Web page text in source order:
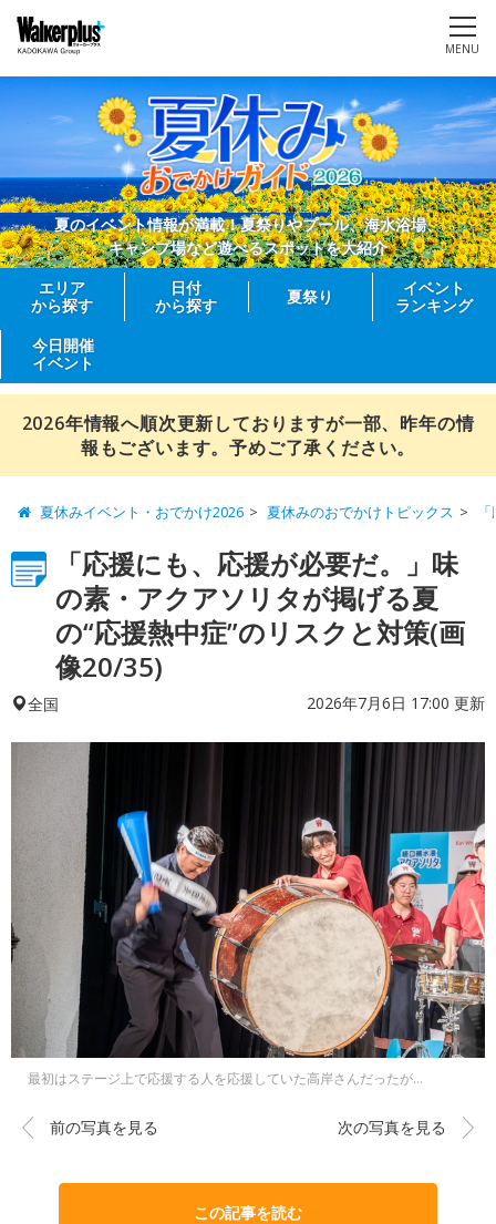
MENU
夏のイベント情報が満載！夏祭りやプール、海水浴場、
キャンプ場など遊べるスポットを大紹介
エリア
から探す
日付
から探す
夏祭り
イベント
ランキング
今日開催
イベント
2026年情報へ順次更新しておりますが一部、昨年の情
報もございます。予めご了承ください。
夏休みイベント・おでかけ2026 夏休みのおでかけトピックス
「応援にも、応援が必要だ。」味
の素・アクアソリタが掲げる夏
の“応援熱中症”のリスクと対策(画
像20/35)
全国 2026年7月6日 17:00 更新
最初はステージ上で応援する人を応援していた高岸さんだったが…
前の写真を見る 次の写真を見る
この記事を読む